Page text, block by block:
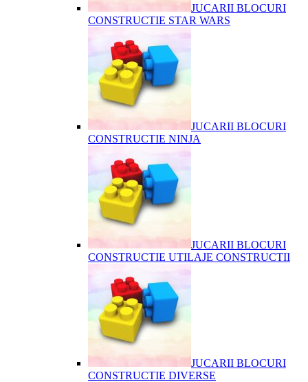
JUCARII BLOCURI
CONSTRUCTIE STAR WARS
JUCARII BLOCURI
CONSTRUCTIE NINJA
JUCARII BLOCURI
CONSTRUCTIE UTILAJE CONSTRUCTII
JUCARII BLOCURI
CONSTRUCTIE DIVERSE